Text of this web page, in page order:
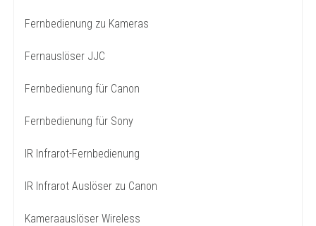
Fernbedienung zu Kameras
Fernauslöser JJC
Fernbedienung für Canon
Fernbedienung für Sony
IR Infrarot-Fernbedienung
IR Infrarot Auslöser zu Canon
Kameraauslöser Wireless